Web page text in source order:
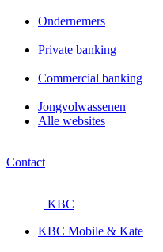
Ondernemers
Private banking
Commercial banking
Jongvolwassenen
Alle websites
Contact
KBC
KBC Mobile & Kate